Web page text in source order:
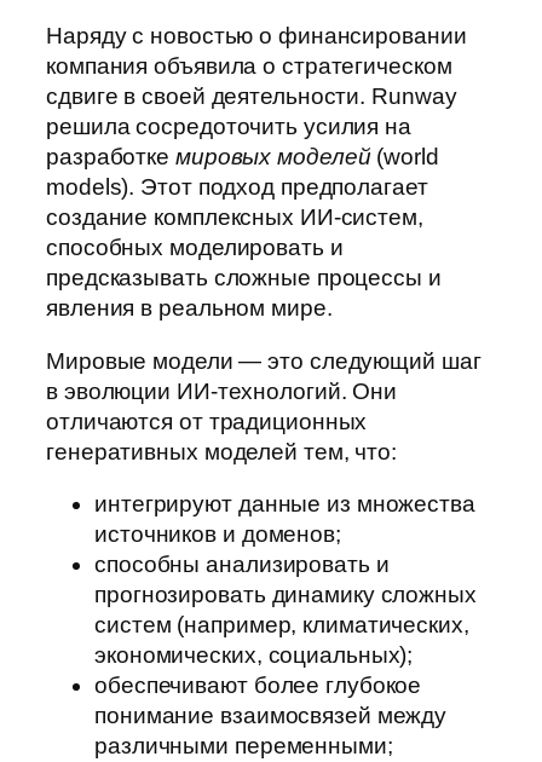
Наряду с новостью о финансировании
компания объявила о стратегическом
сдвиге в своей деятельности. Runway
решила сосредоточить усилия на
разработке мировых моделей (world
models). Этот подход предполагает
создание комплексных ИИ-систем,
способных моделировать и
предсказывать сложные процессы и
явления в реальном мире.
Мировые модели — это следующий шаг
в эволюции ИИ-технологий. Они
отличаются от традиционных
генеративных моделей тем, что:
интегрируют данные из множества
источников и доменов;
способны анализировать и
прогнозировать динамику сложных
систем (например, климатических,
экономических, социальных);
обеспечивают более глубокое
понимание взаимосвязей между
различными переменными;